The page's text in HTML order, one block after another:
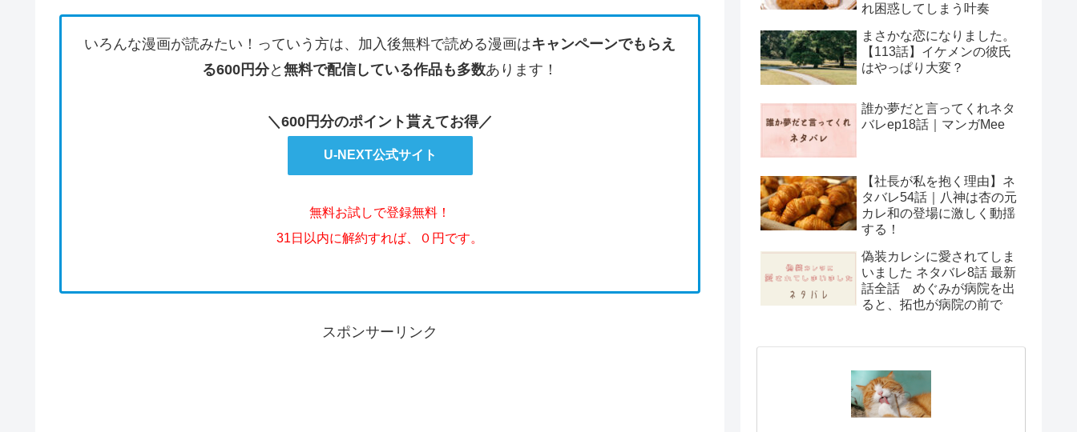
いろんな漫画が読みたい！っていう方は、加入後無料で読める漫画はキャンペーンでもらえ
る600円分と 無料で配信している作品も多数あります！
＼600円分のポイント貰えてお得／
U-NEXT公式サイト
無料お試しで登録無料！
31日以内に解約すれば、０円です。
スポンサーリンク
れ困惑してしまう叶奏
まさかな恋になりました。
【113話】イケメンの彼氏
はやっぱり大変？
誰か夢だと言ってくれネタ
バレep18話｜マンガMee
【社長が私を抱く理由】ネ
タバレ54話｜八神は杏の元
カレ和の登場に激しく動揺
する！
偽装カレシに愛されてしま
いました ネタバレ8話 最新
話全話 めぐみが病院を出
ると、拓也が病院の前で